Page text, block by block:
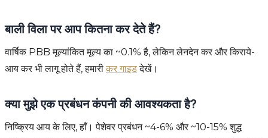
बाली विला पर आप कितना कर देते हैं?
वार्षिक PBB मूल्यांकित मूल्य का ~0.1% है, लेकिन लेनदेन कर और किराये-
आय कर भी लागू होते हैं, हमारी कर गाइडदेखें।
क्या मुझे एक प्रबंधन कंपनी की आवश्यकता है?
निष्क्रिय आय के लिए, हाँ। पेशेवर प्रबंधन ~4-6% और ~10-15% शुद्ध